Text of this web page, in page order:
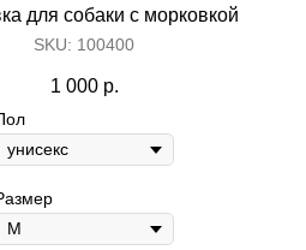
для собаки с морковкой
SKU: 100400
1 000 р.
Make great presentations,